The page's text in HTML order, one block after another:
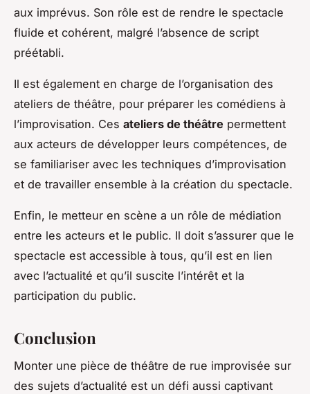
aux imprévus. Son rôle est de rendre le spectacle
fluide et cohérent, malgré l’absence de script
préétabli.
Il est également en charge de l’organisation des
ateliers de théâtre, pour préparer les comédiens à
l’improvisation. Ces ateliers de théâtre permettent
aux acteurs de développer leurs compétences, de
se familiariser avec les techniques d’improvisation
et de travailler ensemble à la création du spectacle.
Enfin, le metteur en scène a un rôle de médiation
entre les acteurs et le public. Il doit s’assurer que le
spectacle est accessible à tous, qu’il est en lien
avec l’actualité et qu’il suscite l’intérêt et la
participation du public.
Conclusion
Monter une pièce de théâtre de rue improvisée sur
des sujets d’actualité est un défi aussi captivant